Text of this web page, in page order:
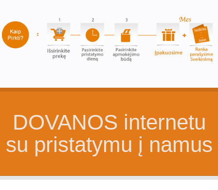
DOVANOS internetu
su pristatymu į namus